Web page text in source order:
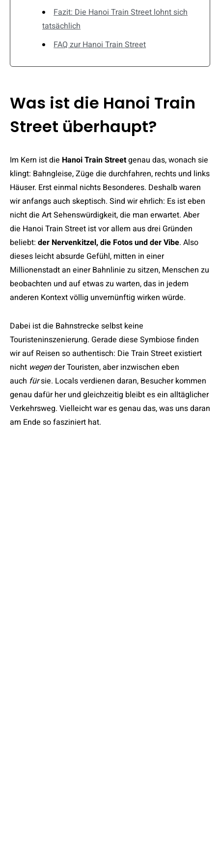
Fazit: Die Hanoi Train Street lohnt sich
tatsächlich
FAQ zur Hanoi Train Street
Was ist die Hanoi Train
Street überhaupt?
Im Kern ist die Hanoi Train Streetgenau das, wonach sie
klingt: Bahngleise, Züge die durchfahren, rechts und links
Häuser. Erst einmal nichts Besonderes. Deshalb waren
wir anfangs auch skeptisch. Sind wir ehrlich: Es ist eben
nicht die Art Sehenswürdigkeit, die man erwartet. Aber
die Hanoi Train Street ist vor allem aus drei Gründen
beliebt: der Nervenkitzel, die Fotos und der Vibe. Also
dieses leicht absurde Gefühl, mitten in einer
Millionenstadt an einer Bahnlinie zu sitzen, Menschen zu
beobachten und auf etwas zu warten, das in jedem
anderen Kontext völlig unvernünftig wirken würde.
Dabei ist die Bahnstrecke selbst keine
Touristeninszenierung. Gerade diese Symbiose finden
wir auf Reisen so authentisch: Die Train Street existiert
nicht wegender Touristen, aber inzwischen eben
auch fürsie. Locals verdienen daran, Besucher kommen
genau dafür her und gleichzeitig bleibt es ein alltäglicher
Verkehrsweg. Vielleicht war es genau das, was uns daran
am Ende so fasziniert hat.